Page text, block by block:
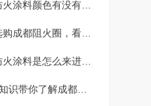
成都防火涂料颜色有没有不同颜色？
如何选购成都阻火圈，看完这篇您就知道啦！
成都防火涂料是怎么来进行施工的
4个小知识带你了解成都阻火圈安装标准